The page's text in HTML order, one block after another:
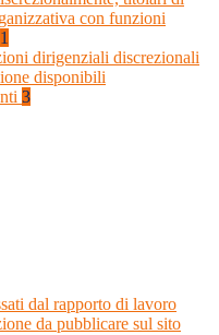
con funzioni
1
dirigenziali discrezionali
disponibili
3
dal rapporto di lavoro
da pubblicare sul sito